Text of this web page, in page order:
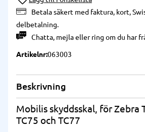
Betala säkert med faktura, kort,
delbetalning.
Chatta, mejlaellerring om du har
Artikelnr063003
Beskrivning
Mobilis skyddsskal, för Zebra
TC75 och TC77